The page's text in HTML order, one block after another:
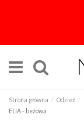
Strona główna Odzież
ELIA - beżowa